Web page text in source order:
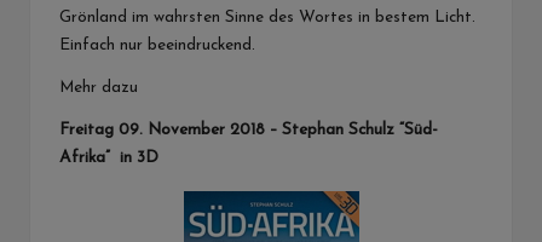
Grönland im wahrsten Sinne des Wortes in bestem Licht.
Einfach nur beeindruckend.
Mehr dazu
Freitag 09. November 2018 – Stephan Schulz “Süd-
Afrika” in 3D